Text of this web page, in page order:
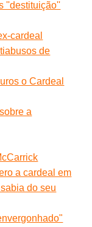
''destituição''
cardeal
de
o Cardeal
a
a cardeal em
do seu